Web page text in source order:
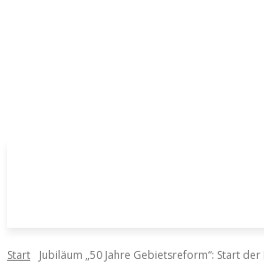
Start Jubiläum „50 Jahre Gebietsreform“: Start